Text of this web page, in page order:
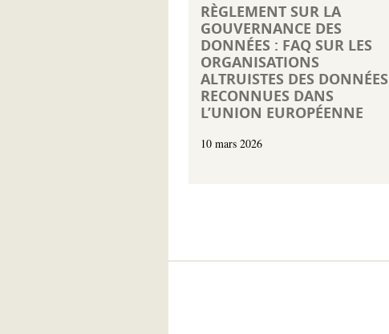
RÈGLEMENT SUR LA
GOUVERNANCE DES
DONNÉES : FAQ SUR LES
ORGANISATIONS
ALTRUISTES DES DONNÉES
RECONNUES DANS
L’UNION EUROPÉENNE
10 mars 2026